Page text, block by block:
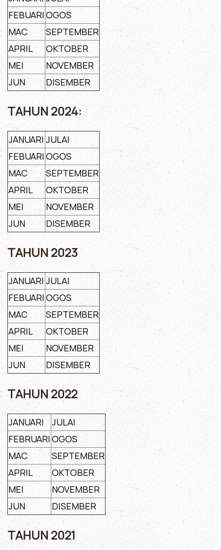
FEBUARIOGOS
MAC
SEPTEMBER
APRIL
OKTOBER
MEI
NOVEMBER
JUN
DISEMBER
TAHUN 2024:
JANUARI JULAI
FEBUARIOGOS
MAC
SEPTEMBER
APRIL
OKTOBER
MEI
NOVEMBER
JUN
DISEMBER
TAHUN 2023
JANUARI JULAI
FEBUARIOGOS
MAC
SEPTEMBER
APRIL
OKTOBER
MEI
NOVEMBER
JUN
DISEMBER
TAHUN 2022
JANUARI
JULAI
FEBRUARIOGOS
MAC
SEPTEMBER
APRIL
OKTOBER
MEI
NOVEMBER
JUN
DISEMBER
TAHUN 2021